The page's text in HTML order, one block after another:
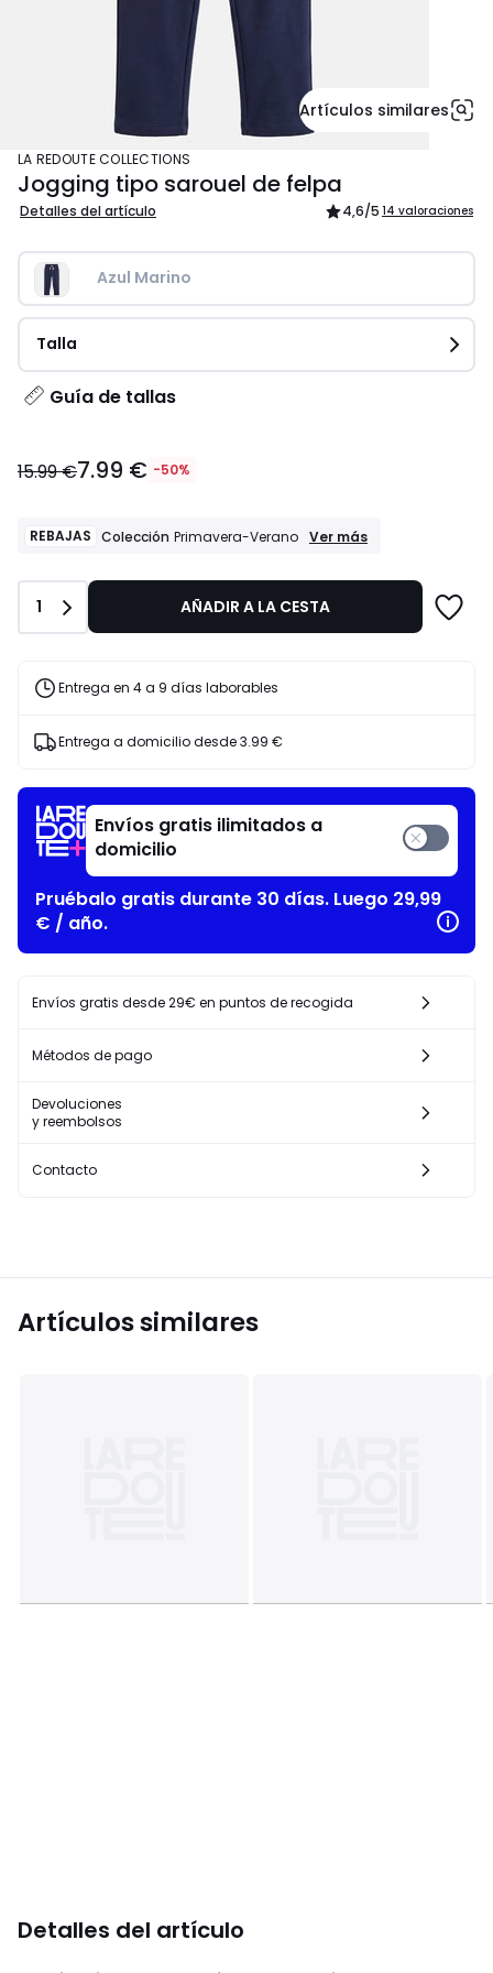
Artículos similares
LA REDOUTE COLLECTIONS
Jogging tipo sarouel de felpa
Detalles del artículo 4,6/5 14 valoraciones
Azul Marino
Talla
Guía de tallas
€
de
€
50%
descuento
15.99 €7.99 € -50%
REBAJAS Colección Primavera-Verano REBAJAS
Ver más
Cantidad
1 AÑADIR A LA CESTA
Entrega en 4 a 9 días laborables
Entrega a domicilio desde3.99 €
Envíos gratis ilimitados a
domicilio
Pruébalo gratis durante 30 días. Luego 29,99
€ / año.
Envíos gratis desde 29€ en puntos de recogida
Métodos de pago
Devoluciones
y reembolsos
Contacto
Artículos similares
Detalles del artículo